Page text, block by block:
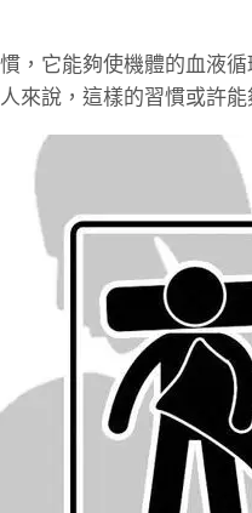
，它能夠使機體的血液
來說，這樣的習慣或許能